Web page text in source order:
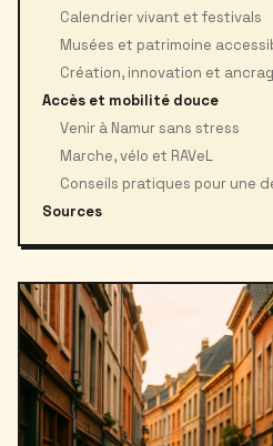
Calendrier vivant et festivals
Musées et patrimoine
Création, innovation et
Accès et mobilité douce
Venir à Namur sans stress
Marche, vélo et RAVeL
Conseils pratiques pour une
Sources